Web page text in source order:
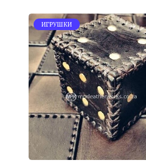
ИГРУШКИ